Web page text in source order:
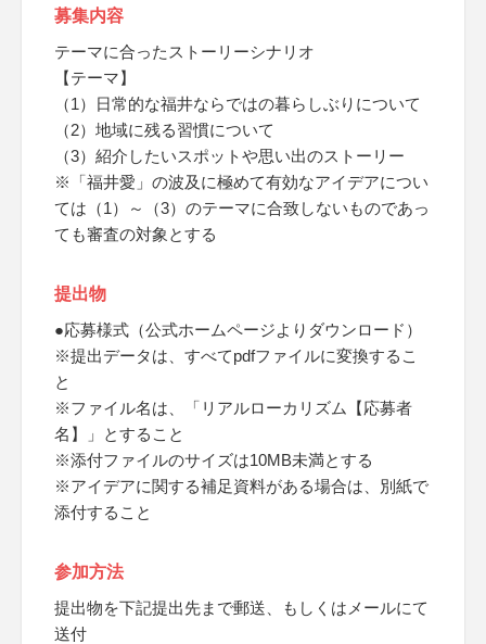
募集内容
テーマに合ったストーリーシナリオ
【テーマ】
（1）日常的な福井ならではの暮らしぶりについて
（2）地域に残る習慣について
（3）紹介したいスポットや思い出のストーリー
※「福井愛」の波及に極めて有効なアイデアについ
ては（1）～（3）のテーマに合致しないものであっ
ても審査の対象とする
提出物
●応募様式（公式ホームページよりダウンロード）
※提出データは、すべてpdfファイルに変換するこ
と
※ファイル名は、「リアルローカリズム【応募者
名】」とすること
※添付ファイルのサイズは10MB未満とする
※アイデアに関する補足資料がある場合は、別紙で
添付すること
参加方法
提出物を下記提出先まで郵送、もしくはメールにて
送付